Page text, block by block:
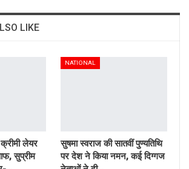
LIKE
लेयर
सुप्रीम
NATIONAL
सुषमा स्वराज की सातवीं पुण्यतिथि
पर देश ने किया नमन, कई दिग्गज